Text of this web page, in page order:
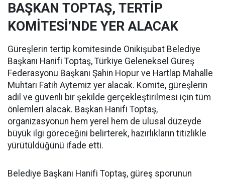
BAŞKAN TOPTAŞ, TERTİP
KOMİTESİ’NDE YER ALACAK
Güreşlerin tertip komitesinde Onikişubat Belediye
Başkanı Hanifi Toptaş, Türkiye Geleneksel Güreş
Federasyonu Başkanı Şahin Hopur ve Hartlap Mahalle
Muhtarı Fatih Aytemiz yer alacak. Komite, güreşlerin
adil ve güvenli bir şekilde gerçekleştirilmesi için tüm
önlemleri alacak. Başkan Hanifi Toptaş,
organizasyonun hem yerel hem de ulusal düzeyde
büyük ilgi göreceğini belirterek, hazırlıkların titizlikle
yürütüldüğünü ifade etti.
Belediye Başkanı Hanifi Toptaş, güreş sporunun